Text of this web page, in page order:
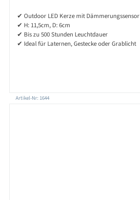
✔ Outdoor LED Kerze mit Dämmerungssensor
✔ H: 11,5cm, D: 6cm
✔ Bis zu 500 Stunden Leuchtdauer
✔ Ideal für Laternen, Gestecke oder Grablicht
Artikel-Nr: 1644